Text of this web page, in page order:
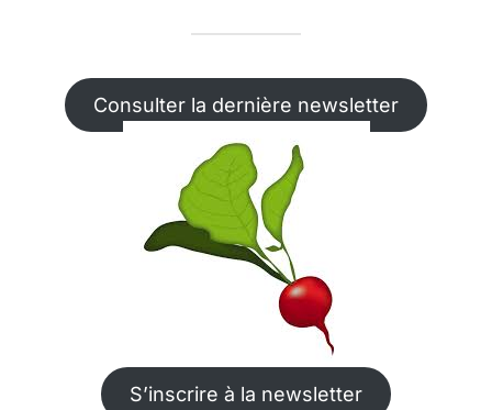
Consulter la dernière newsletter
S’inscrire à la newsletter